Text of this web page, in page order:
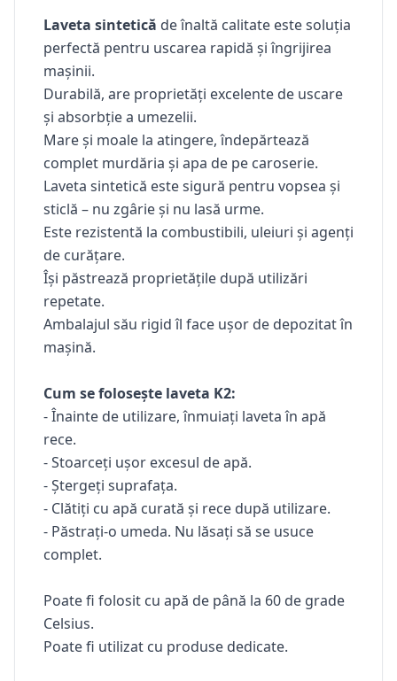
Laveta sintetică de înaltă calitate este soluția
perfectă pentru uscarea rapidă și îngrijirea
mașinii.
Durabilă, are proprietăți excelente de uscare
și absorbție a umezelii.
Mare și moale la atingere, îndepărtează
complet murdăria și apa de pe caroserie.
Laveta sintetică este sigură pentru vopsea și
sticlă – nu zgârie și nu lasă urme.
Este rezistentă la combustibili, uleiuri și agenți
de curățare.
Își păstrează proprietățile după utilizări
repetate.
Ambalajul său rigid îl face ușor de depozitat în
mașină.
Cum se folosește laveta K2:
- Înainte de utilizare, înmuiați laveta în apă
rece.
- Stoarceți ușor excesul de apă.
- Ștergeți suprafața.
- Clătiți cu apă curată și rece după utilizare.
- Păstrați-o umeda. Nu lăsați să se usuce
complet.
Poate fi folosit cu apă de până la 60 de grade
Celsius.
Poate fi utilizat cu produse dedicate.